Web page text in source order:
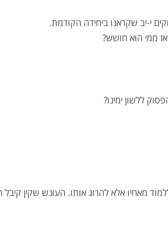
י-יב שקראנו ביחידה הקודמת.
אז ממי הוא חושש?
ללשון ימינו?
מאחיו אלא להרוג אותו. העונש שקין קיבל